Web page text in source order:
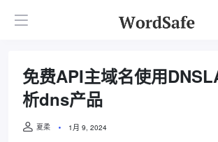
免费API主域名使用
析dns产品
夏柔 1月 9, 2024